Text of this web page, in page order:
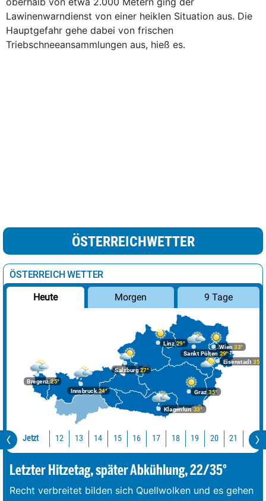
Lawinenwarndienst von einer heiklen Situation aus. Die
Hauptgefahr gehe dabei von frischen
Triebschneeansammlungen aus, hieß es.
ÖSTERREICHWETTER
ÖSTERREICH WETTER
Heute Morgen 9 Tage
Bregenz25°
Graz35°
Innsbruck24°
Klagenfurt 33°
Linz29°
Salzburg27°
Wien 33°
Eisenstadt 35°
Sankt Pölten 29°
Jetzt 12 13 14 15 16 17 18 19 20 21 22
Letzter Hitzetag, später Abkühlung, 22/35°
Recht verbreitet bilden sich Quellwolken und es gehen